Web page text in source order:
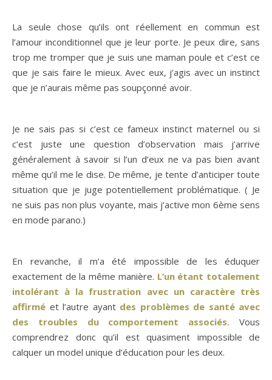
La seule chose qu’ils ont réellement en commun est
l’amour inconditionnel que je leur porte. Je peux dire, sans
trop me tromper que je suis une maman poule et c’est ce
que je sais faire le mieux. Avec eux, j’agis avec un instinct
que je n’aurais même pas soupçonné avoir.
Je ne sais pas si c’est ce fameux instinct maternel ou si
c’est juste une question d’observation mais j’arrive
généralement à savoir si l’un d’eux ne va pas bien avant
même qu’il me le dise. De même, je tente d’anticiper toute
situation que je juge potentiellement problématique. ( Je
ne suis pas non plus voyante, mais j’active mon 6ème sens
en mode parano.)
En revanche, il m’a été impossible de les éduquer
exactement de la même manière. L’un étant totalement
intolérant à la frustration avec un caractère très
affirmé et l’autre ayant des problèmes de santé avec
des troubles du comportement associés. Vous
comprendrez donc qu’il est quasiment impossible de
calquer un model unique d’éducation pour les deux.